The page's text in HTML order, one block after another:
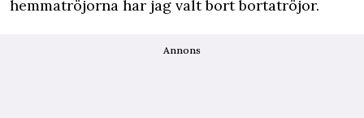
hemmatröjorna har jag valt bort bortatröjor.
Annons